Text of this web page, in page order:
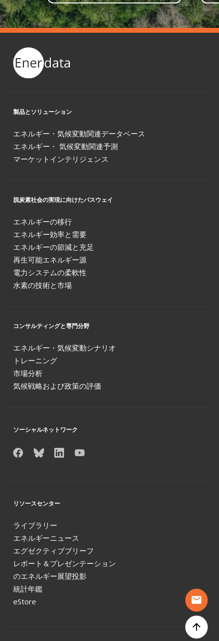
mail
arrow_upward
製品とソリューション
エネルギー・気候変動関連データベース
エネルギー・ 気候変動関連予測
マーケットインテリジェンス
脱炭素社会の実現に向けたパスウェイ
エネルギーの移行
エネルギー効率と需要
エネルギーの節減と充足
再生可能エネルギー源
電力システムの柔軟性
水素の技術と市場
コンサルティングと専門分野
エネルギー・気候変動シナリオ
トレーニング
市場分析
気候戦略および政策の評価
ソーシャルネットワーク
リソースセンター
ライブラリー
エネルギーニュース
エグゼクティブブリーフ
レポート＆プレゼンテーション
のエネルギー展望投影
統計年鑑
eStore